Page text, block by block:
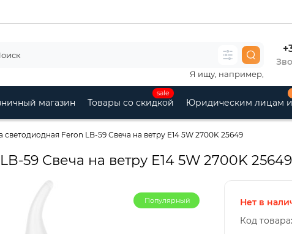
Я ищу, например,
магазин
sale
Товары со скидкой Юридическим лицам
светодиодная Feron LB-59 Свеча на ветру E14 5W 2700K 25649
59 Свеча на ветру E14 5W 2700K 25649
Популярный
Нет в
Код товара: